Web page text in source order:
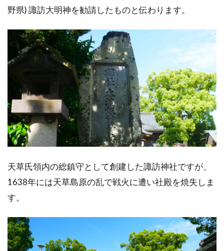
野県) 諏訪大明神を勧請したものと伝わります。
天草氏領内の総鎮守として創建した諏訪神社ですが、
1638年には天草島原の乱で戦火に遭い社殿を焼失しま
す。